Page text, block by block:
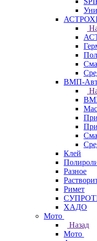
ВМП-
Клей
Разное
Римет
ХАДО
Мото
Назад
Мото